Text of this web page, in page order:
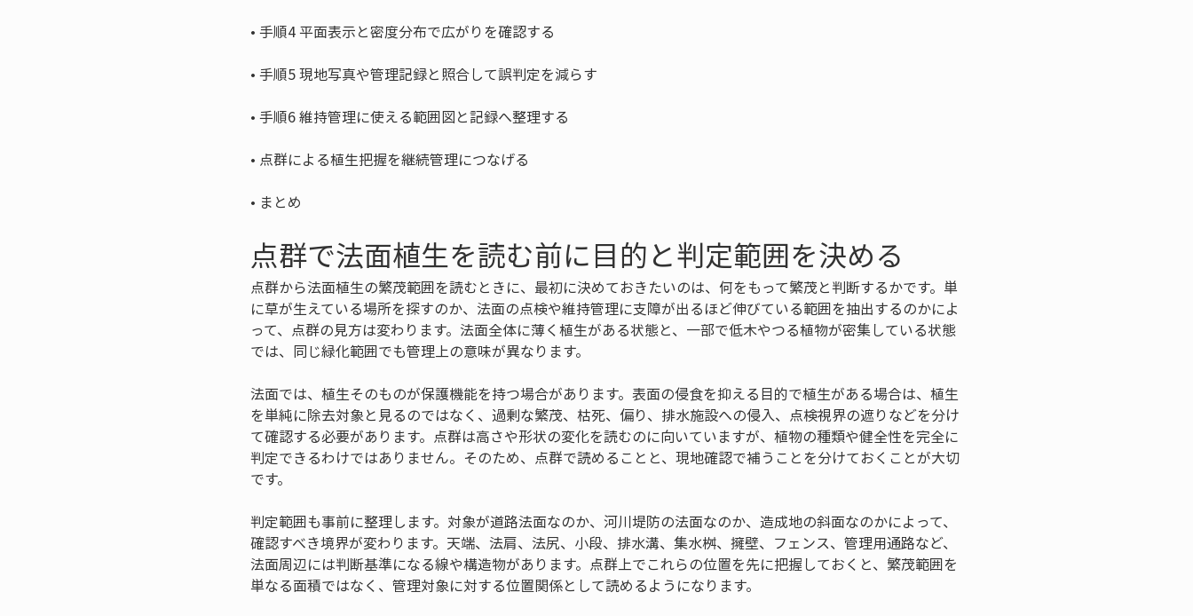
•
•
•
•
• まとめ
点群で法面植生を読む前に目的と判定範囲を決める
点群から法面植生の繁茂範囲を読むときに、最初に決めておきたいのは、何をもって繁茂と判断するかです。単
に草が生えている場所を探すのか、法面の点検や維持管理に支障が出るほど伸びている範囲を抽出するのかによ
って、点群の見方は変わります。法面全体に薄く植生がある状態と、一部で低木やつる植物が密集している状態
では、同じ緑化範囲でも管理上の意味が異なります。
法面では、植生そのものが保護機能を持つ場合があります。表面の侵食を抑える目的で植生がある場合は、植生
を単純に除去対象と見るのではなく、過剰な繁茂、枯死、偏り、排水施設への侵入、点検視界の遮りなどを分け
て確認する必要があります。点群は高さや形状の変化を読むのに向いていますが、植物の種類や健全性を完全に
判定できるわけではありません。そのため、点群で読めることと、現地確認で補うことを分けておくことが大切
です。
判定範囲も事前に整理します。対象が道路法面なのか、河川堤防の法面なのか、造成地の斜面なのかによって、
確認すべき境界が変わります。天端、法肩、法尻、小段、排水溝、集水桝、擁壁、フェンス、管理用通路など、
法面周辺には判断基準になる線や構造物があります。点群上でこれらの位置を先に把握しておくと、繁茂範囲を
単なる面積ではなく、管理対象に対する位置関係として読めるようになります。